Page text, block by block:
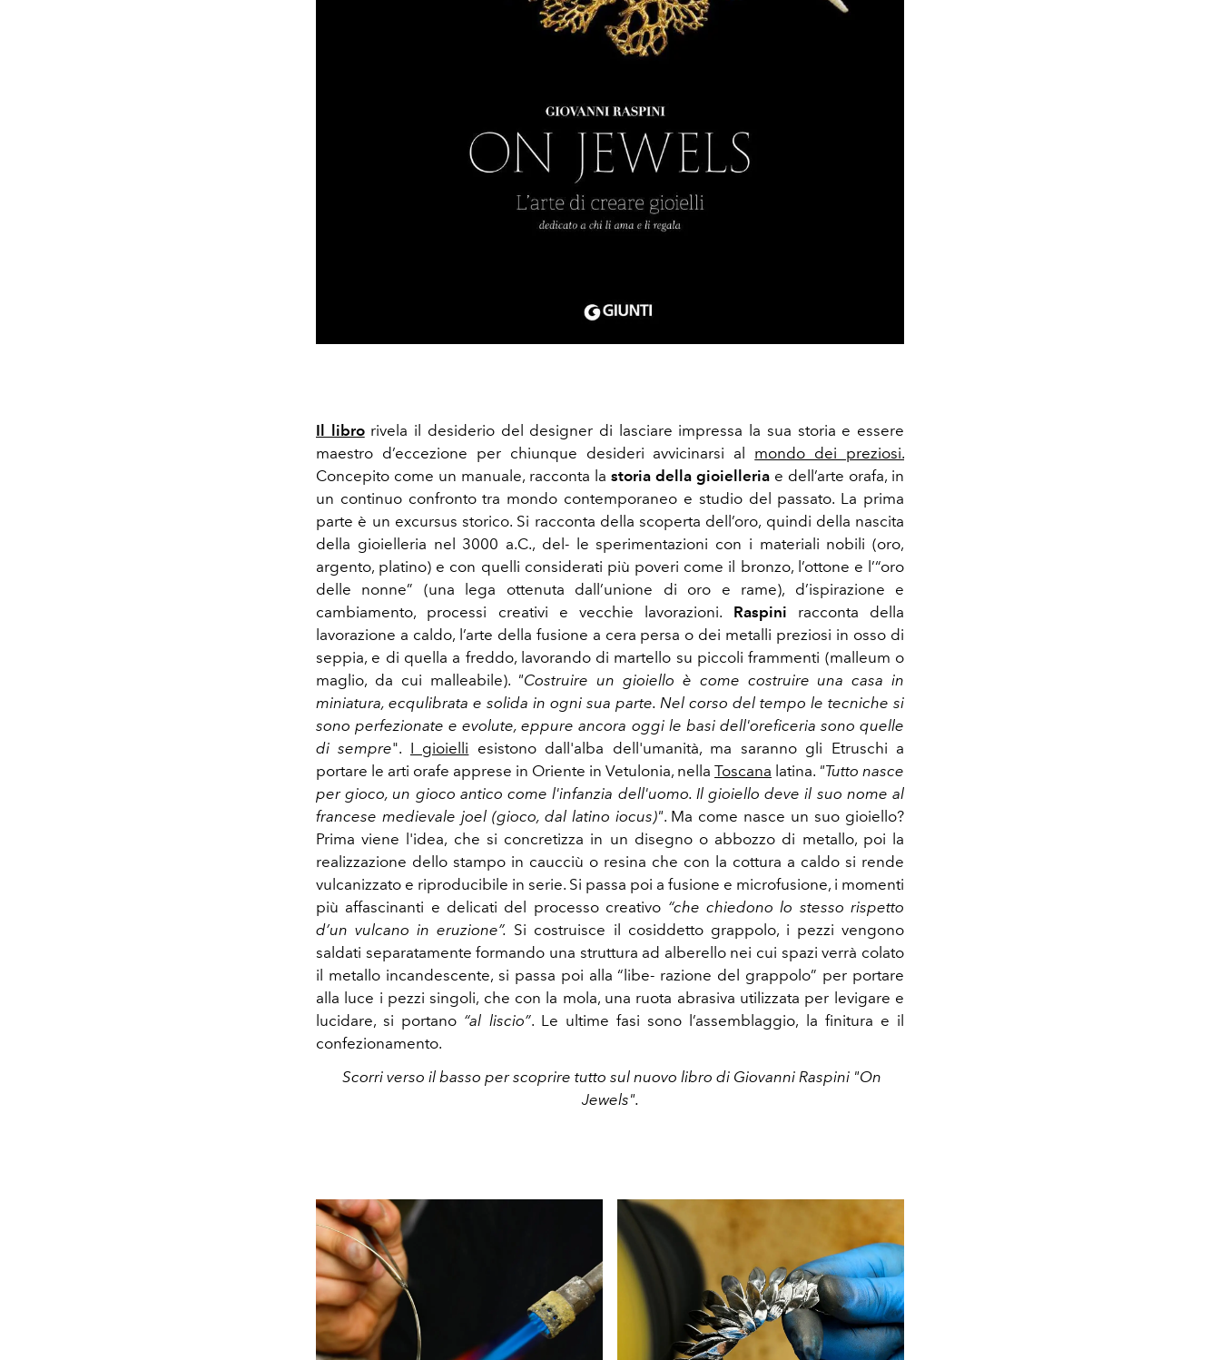
Il librorivela il desiderio del designer di lasciare impressa la sua storia e essere
maestro d’eccezione per chiunque desideri avvicinarsi al mondo dei preziosi.
Concepito come un manuale, racconta la storia della gioielleria e dell’arte orafa, in
un continuo confronto tra mondo contemporaneo e studio del passato. La prima
parte è un excursus storico. Si racconta della scoperta dell’oro, quindi della nascita
della gioielleria nel 3000 a.C., del- le sperimentazioni con i materiali nobili (oro,
argento, platino) e con quelli considerati più poveri come il bronzo, l’ottone e l’“oro
delle nonne” (una lega ottenuta dall’unione di oro e rame), d’ispirazione e
cambiamento, processi creativi e vecchie lavorazioni. Raspini racconta della
lavorazione a caldo, l’arte della fusione a cera persa o dei metalli preziosi in osso di
seppia, e di quella a freddo, lavorando di martello su piccoli frammenti (malleum o
maglio, da cui malleabile). "Costruire un gioiello è come costruire una casa in
miniatura, ecqulibrata e solida in ogni sua parte. Nel corso del tempo le tecniche si
sono perfezionate e evolute, eppure ancora oggi le basi dell'oreficeria sono quelle
di sempre". I gioielli esistono dall'alba dell'umanità, ma saranno gli Etruschi a
portare le arti orafe apprese in Oriente in Vetulonia, nella Toscana latina. "Tutto nasce
per gioco, un gioco antico come l'infanzia dell'uomo. Il gioiello deve il suo nome al
francese medievale joel (gioco, dal latino iocus)". Ma come nasce un suo gioiello?
Prima viene l'idea, che si concretizza in un disegno o abbozzo di metallo, poi la
realizzazione dello stampo in caucciù o resina che con la cottura a caldo si rende
vulcanizzato e riproducibile in serie. Si passa poi a fusione e microfusione, i momenti
più affascinanti e delicati del processo creativo “che chiedono lo stesso rispetto
d’un vulcano in eruzione”. Si costruisce il cosiddetto grappolo, i pezzi vengono
saldati separatamente formando una struttura ad alberello nei cui spazi verrà colato
il metallo incandescente, si passa poi alla “libe- razione del grappolo” per portare
alla luce i pezzi singoli, che con la mola, una ruota abrasiva utilizzata per levigare e
lucidare, si portano “al liscio”. Le ultime fasi sono l’assemblaggio, la finitura e il
confezionamento.
Scorri verso il basso per scoprire tutto sul nuovo libro di Giovanni Raspini "On
Jewels".